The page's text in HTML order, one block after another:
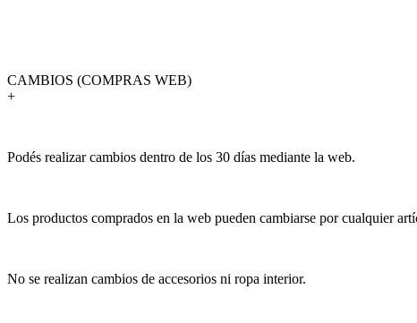
CAMBIOS (COMPRAS WEB)
+
Podés realizar cambios dentro de los 30 días mediante la web.
Los productos comprados en la web pueden cambiarse por cualquier
No se realizan cambios de accesorios ni ropa interior.